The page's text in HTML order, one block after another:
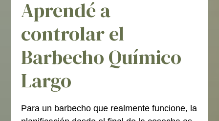
Aprendé a
controlar el
Barbecho Químico
Largo
Para un barbecho que realmente funcione, la